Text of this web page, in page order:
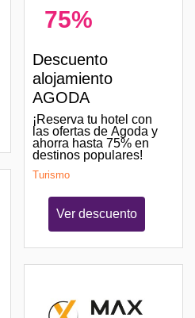
75%
Descuento
alojamiento
AGODA
¡Reserva tu hotel con
las ofertas de Agoda y
ahorra hasta 75% en
destinos populares!
Turismo
Ver descuento